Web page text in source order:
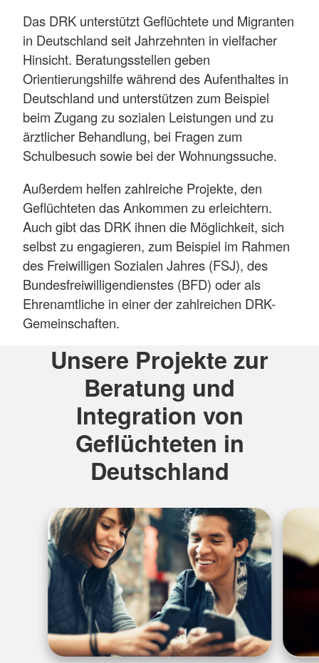
Das DRK unterstützt Geflüchtete und Migranten
in Deutschland seit Jahrzehnten in vielfacher
Hinsicht. Beratungsstellen geben
Orientierungshilfe während des Aufenthaltes in
Deutschland und unterstützen zum Beispiel
beim Zugang zu sozialen Leistungen und zu
ärztlicher Behandlung, bei Fragen zum
Schulbesuch sowie bei der Wohnungssuche.
Außerdem helfen zahlreiche Projekte, den
Geflüchteten das Ankommen zu erleichtern.
Auch gibt das DRK ihnen die Möglichkeit, sich
selbst zu engagieren, zum Beispiel im Rahmen
des Freiwilligen Sozialen Jahres (FSJ), des
Bundesfreiwilligendienstes (BFD) oder als
Ehrenamtliche in einer der zahlreichen DRK-
Gemeinschaften.
Unsere Projekte zur
Beratung und
Integration von
Geflüchteten in
Deutschland